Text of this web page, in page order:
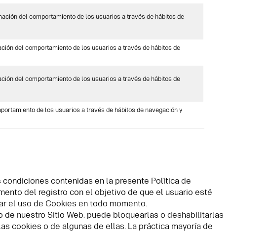
del comportamiento de los usuarios a través de hábitos de
del comportamiento de los usuarios a través de hábitos de
del comportamiento de los usuarios a través de hábitos de
de los usuarios a través de hábitos de navegación y
contenidas en la presente Política de
del registro con el objetivo de que el usuario esté
el uso de Cookies en todo momento.
de nuestro Sitio Web, puede bloquearlas o deshabilitarlas
cookies o de algunas de ellas. La práctica mayoría de